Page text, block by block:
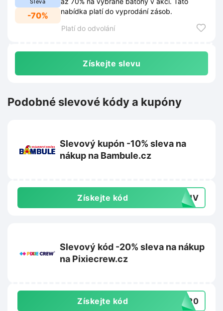
Sleva
-70%
nabídka platí do vyprodání zásob.
Platí do odvolání
Získejte slevu
Podobné slevové kódy a kupóny
Slevový kupón -10% sleva na
nákup na Bambule.cz
Získejte kód N2HV
Slevový kód -20% sleva na nákup
na Pixiecrew.cz
Získejte kód LE20